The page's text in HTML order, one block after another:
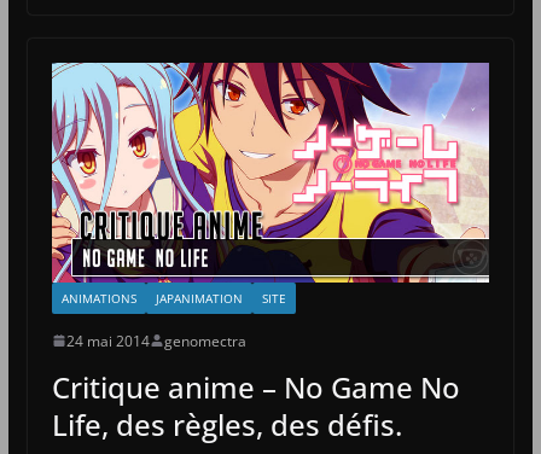
ANIMATIONS JAPANIMATION SITE
24 mai 2014 genomectra
Critique anime – No Game No
Life, des règles, des défis.